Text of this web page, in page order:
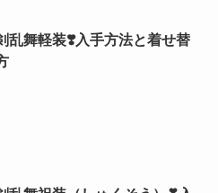
乱舞軽装❣️入手方法と着せ替